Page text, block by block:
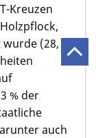
Kreuzen
(28,
% der
auch